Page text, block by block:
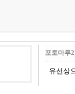
포토마루2
유선상